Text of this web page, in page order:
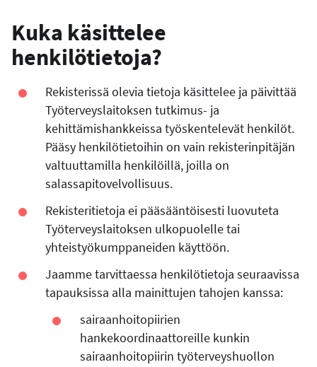
Kuka käsittelee
henkilötietoja?
Rekisterissä olevia tietoja käsittelee ja päivittää
Työterveyslaitoksen tutkimus- ja
kehittämishankkeissa työskentelevät henkilöt.
Pääsy henkilötietoihin on vain rekisterinpitäjän
valtuuttamilla henkilöillä, joilla on
salassapitovelvollisuus.
Rekisteritietoja ei pääsääntöisesti luovuteta
Työterveyslaitoksen ulkopuolelle tai
yhteistyökumppaneiden käyttöön.
Jaamme tarvittaessa henkilötietoja seuraavissa
tapauksissa alla mainittujen tahojen kanssa:
sairaanhoitopiirien
hankekoordinaattoreille kunkin
sairaanhoitopiirin työterveyshuollon